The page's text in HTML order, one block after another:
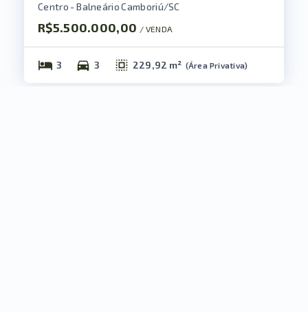
Centro - Balneário Camboriú/SC
R$5.500.000,00 / VENDA
3 3 229,92 m² (Área Privativa)